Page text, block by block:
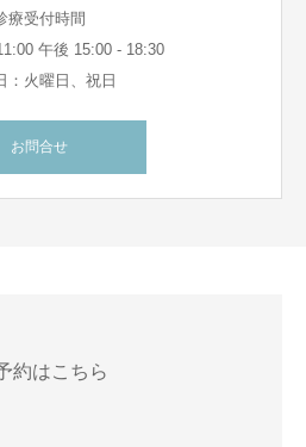
療受付時間
午後 15:00 - 18:30
：火曜日、祝日
お問合せ
約はこちら